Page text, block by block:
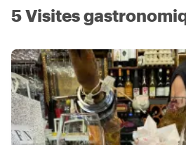
5 Visites